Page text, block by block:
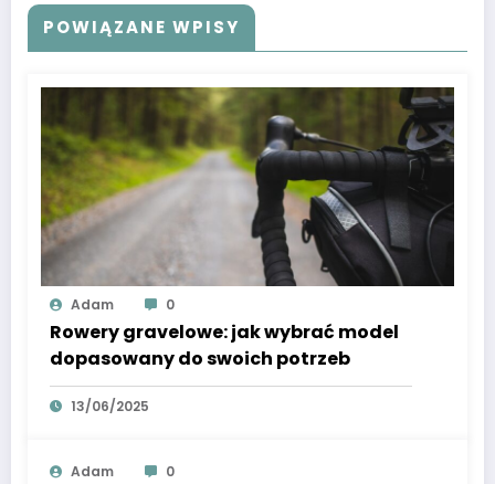
POWIĄZANE WPISY
Adam 0
Rowery gravelowe: jak wybrać model
dopasowany do swoich potrzeb
13/06/2025
Adam 0